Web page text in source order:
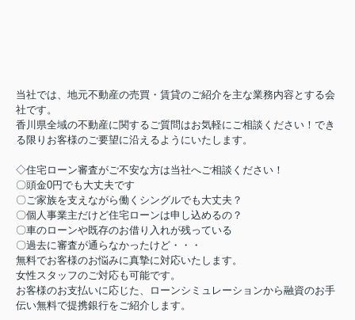
当社では、地元不動産の売買・賃貸のご紹介を主な業務内容とする会
社です。
香川県全域の不動産に関するご質問はお気軽にご相談ください！でき
る限りお客様のご要望に沿えるようにいたします。
◇住宅ローン審査がご不安な方は当社へご相談ください！
〇頭金0円でも大丈夫です
〇ご家族を支えながら働くシングルでも大丈夫？
〇個人事業主だけど住宅ローンは申し込めるの？
〇車のローンや既存のお借り入れが残っている
〇過去に審査が通らなかったけど・・・
無料でお客様のお悩みに真摯に対応いたします。
女性スタッフのご対応も可能です。
お客様のお支払いに応じた、ローンシミュレーションから融資のお手
伝い無料で提携銀行をご紹介します。